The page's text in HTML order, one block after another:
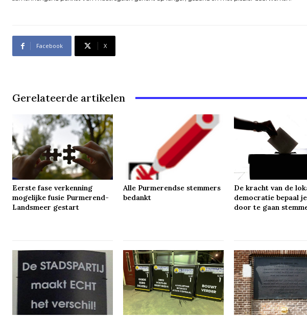
Facebook X
Gerelateerde artikelen
Eerste fase verkenning
mogelijke fusie Purmerend-
Landsmeer gestart
Alle Purmerendse stemmers
bedankt
De kracht van de
democratie bepaal
door te gaan